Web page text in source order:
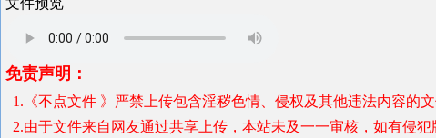
文件预览
免责声明：
1.《不点文件 》严禁上传包含淫秽色情、侵权及其他违法内容的
2.由于文件来自网友通过共享上传，本站未及一一审核，如有侵